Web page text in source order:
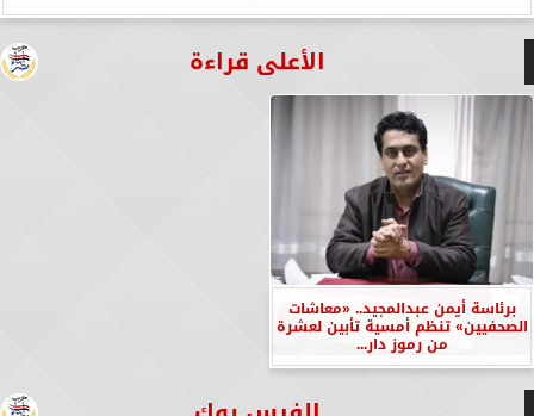
الأعلى قراءة
برئاسة أيمن عبدالمجيد.. «معاشات
الصحفيين» تنظم أمسية تأبين لعشرة
من رموز دار...